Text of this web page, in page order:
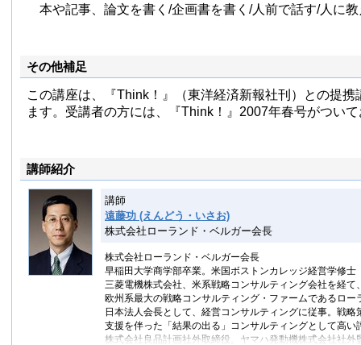
本や記事、論文を書く/企画書を書く/人前で話す/人に
その他補足
この講座は、『Think！』（東洋経済新報社刊）との提携
ます。受講者の方には、『Think！』2007年春号がつい
講師紹介
講師
遠藤功 (えんどう・いさお)
株式会社ローランド・ベルガー会長
株式会社ローランド・ベルガー会長
早稲田大学商学部卒業。米国ボストンカレッジ経営学修士
三菱電機株式会社、米系戦略コンサルティング会社を経て
欧州系最大の戦略コンサルティング・ファームであるロー
日本法人会長として、経営コンサルティングに従事。戦略
支援を伴った「結果の出る」コンサルティングとして高い
株式会社良品計画社外取締役。ヤマハ発動機株式会社社外